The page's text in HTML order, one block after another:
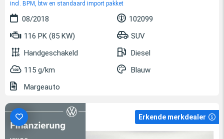
incl. BPM, btw en standaard import pakket
08/2018
102099
116 PK (85 KW)
SUV
Handgeschakeld
Diesel
115 g/km
Blauw
Margeauto
Erkende merkdealer